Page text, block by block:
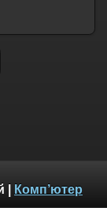
Комп’ютер